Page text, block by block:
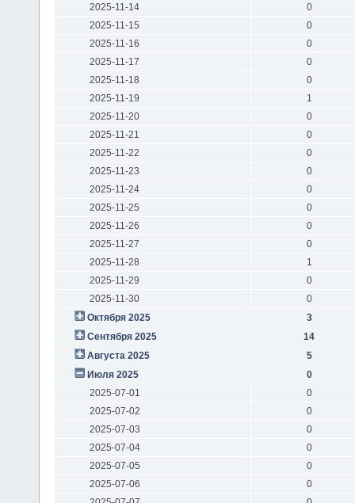
2025-11-14
0
2025-11-15
0
2025-11-16
0
2025-11-17
0
2025-11-18
0
2025-11-19
1
2025-11-20
0
2025-11-21
0
2025-11-22
0
2025-11-23
0
2025-11-24
0
2025-11-25
0
2025-11-26
0
2025-11-27
0
2025-11-28
1
2025-11-29
0
2025-11-30
0
Октября 2025
3
Сентября 2025
14
Августа 2025
5
Июля 2025
0
2025-07-01
0
2025-07-02
0
2025-07-03
0
2025-07-04
0
2025-07-05
0
2025-07-06
0